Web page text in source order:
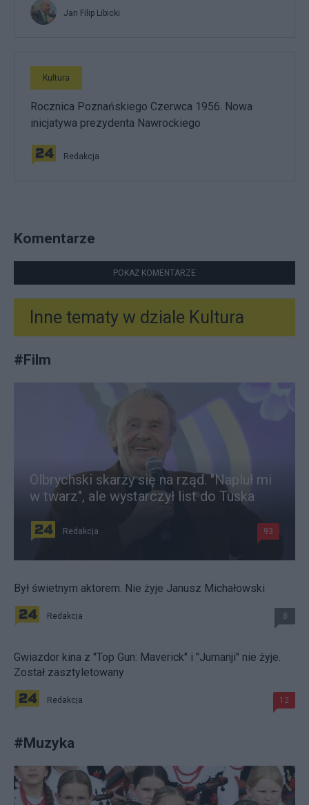
Jan Filip Libicki
Kultura
Rocznica Poznańskiego Czerwca 1956. Nowa
inicjatywa prezydenta Nawrockiego
Redakcja
Komentarze
POKAŻ KOMENTARZE
Inne tematy w dziale Kultura
#Film
Olbrychski skarży się na rząd. "Napluł mi
w twarz", ale wystarczył list do Tuska
Redakcja 93
Był świetnym aktorem. Nie żyje Janusz Michałowski
Redakcja 8
Gwiazdor kina z "Top Gun: Maverick" i "Jumanji" nie żyje.
Został zasztyletowany
Redakcja 12
#Muzyka